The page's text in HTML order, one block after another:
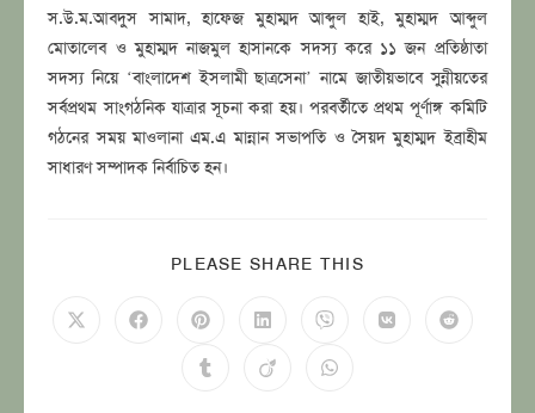
স.উ.ম.আবদুস সামাদ, হাফেজ মুহাম্মদ আব্দুল হাই, মুহাম্মদ আব্দুল
মোতালেব ও মুহাম্মদ নাজমুল হাসানকে সদস্য করে ১১ জন প্রতিষ্ঠাতা
সদস্য নিয়ে ‘বাংলাদেশ ইসলামী ছাত্রসেনা’ নামে জাতীয়ভাবে সুন্নীয়তের
সর্বপ্রথম সাংগঠনিক যাত্রার সূচনা করা হয়। পরবর্তীতে প্রথম পূর্ণাঙ্গ কমিটি
গঠনের সময় মাওলানা এম.এ মান্নান সভাপতি ও সৈয়দ মুহাম্মদ ইব্রাহীম
সাধারণ সম্পাদক নির্বাচিত হন।
PLEASE SHARE THIS
Opens
Opens Opens
a
new
Opens
a
new
Opens
a
new
Opens Opens
Opens Opens Opens